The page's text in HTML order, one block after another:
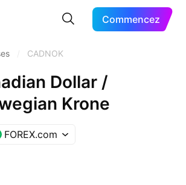
Commencez
CADNOK
Dollar /
Krone
FOREX.com